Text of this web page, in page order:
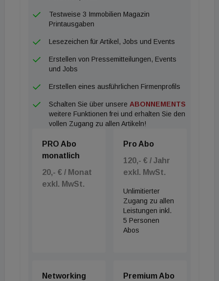
Testweise 3 Immobilien Magazin
Printausgaben
Lesezeichen für Artikel, Jobs und Events
Erstellen von Pressemitteilungen, Events
und Jobs
Erstellen eines ausführlichen Firmenprofils
Schalten Sie über unsere ABONNEMENTS
weitere Funktionen frei und erhalten Sie den
vollen Zugang zu allen Artikeln!
PRO Abo
monatlich
20,- € / Monat
exkl. MwSt.
Pro Abo
120,- € / Jahr
exkl. MwSt.
Unlimitierter
Zugang zu allen
Leistungen inkl.
5 Personen
Abos
Networking
Premium Abo